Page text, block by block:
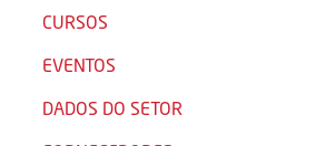
CURSOS
EVENTOS
DADOS DO SETOR